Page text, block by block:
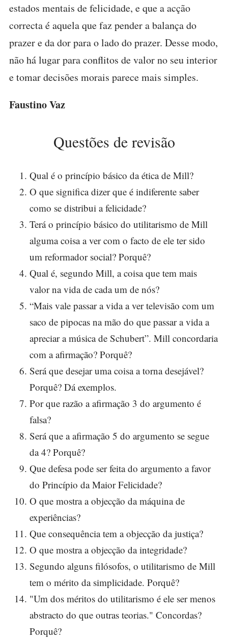
estados mentais de felicidade, e que a acção
correcta é aquela que faz pender a balança do
prazer e da dor para o lado do prazer. Desse modo,
não há lugar para conflitos de valor no seu interior
e tomar decisões morais parece mais simples.
Faustino Vaz
Questões de revisão
Qual é o princípio básico da ética de Mill?
O que significa dizer que é indiferente saber
como se distribui a felicidade?
Terá o princípio básico do utilitarismo de Mill
alguma coisa a ver com o facto de ele ter sido
um reformador social? Porquê?
Qual é, segundo Mill, a coisa que tem mais
valor na vida de cada um de nós?
“Mais vale passar a vida a ver televisão com um
saco de pipocas na mão do que passar a vida a
apreciar a música de Schubert”. Mill concordaria
com a afirmação? Porquê?
Será que desejar uma coisa a torna desejável?
Porquê? Dá exemplos.
Por que razão a afirmação 3 do argumento é
falsa?
Será que a afirmação 5 do argumento se segue
da 4? Porquê?
Que defesa pode ser feita do argumento a favor
do Princípio da Maior Felicidade?
O que mostra a objecção da máquina de
experiências?
Que consequência tem a objecção da justiça?
O que mostra a objecção da integridade?
Segundo alguns filósofos, o utilitarismo de Mill
tem o mérito da simplicidade. Porquê?
"Um dos méritos do utilitarismo é ele ser menos
abstracto do que outras teorias." Concordas?
Porquê?